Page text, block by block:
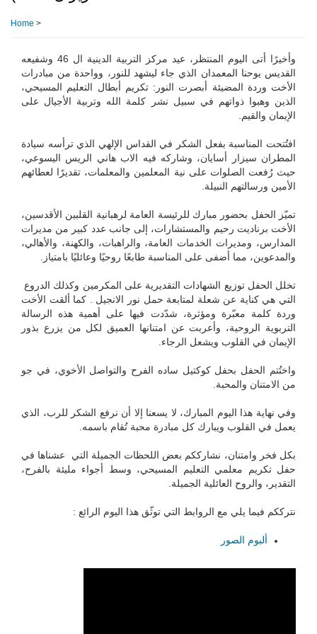
Home >
وأخيرًا أتى اليوم المنتظر، عيد مركز التربية الدينية ال 46 وشفيعه
القديس يوحنا المعمدان الذي جاء ليشهد للنور، وواحدة من مبادرات
الأخت وردة المضيئة أبصرت النور: تكريم أبطال التعليم المسيحي،
الذين وهبوا ذواتهم في سبيل نشر كلمة الله وتربية الأجيال على
الإيمان والقيم.
افتُتحت المناسبة بفعل الشكر في القداس الإلهي الذي ترأسه سيادة
المطران سيزار أسايان، وشاركه فيه الاب هاني الريس اليسوعي،
حيث رُفعت الصلوات على نية المعلمين والمعلمات، تقديرًا لعطائهم
الأمين ورسالتهم النبيلة.
تميّز الحفل بحضور مبارك للرئيسة العامة لرهبانية القلبين الأقدسين،
الأخت برناديت رحيم والمستشارات، إلى جانب عدد كبير من مديرات
المدارس، ومديرات الخدمات العامة، والراهبات، والكهنة، والأهالي،
والمدعوين، مما أضفى على المناسبة طابعًا روحيًا وعائليًا بامتياز.
تخلل الحفل توزيع الشهادات التقديرية على المكرمين وكذلك الدروع
التي هي كناية عن شعلة لمتابعة حمل نور الانجيل . كما ألقت الأخت
وردة كلمة معبّرة ومؤثرة، شدّدت فيها على أهمية هذه الرسالة
التربوية الروحية، وأعربت عن امتنانها العميق لكل من يزرع بذور
الإيمان في القلوب ويشعل الرجاء.
واختُتم الحفل بحفل كوكتيل ساده الفرح والتواصل الأخوي، في جو
من الامتنان والمحبة.
وفي نهاية هذا اليوم المبارك، لا يسعنا إلا أن نرفع الشكر للرب، الذي
يعمل في القلوب ويبارك كل مبادرة محبة تُقام باسمه.
بكل فخر وامتنان، نشارككم بعض اللحظات الجميلة التي عشناها في
حفل تكريم معلمي التعليم المسيحي، وسط أجواء مليئة بالفرح،
التقدير، والروح العائلية الجميلة.
نترككم فيما يلي مع الروابط التي توثّق هذا اليوم الرائع :
ألبوم الصور